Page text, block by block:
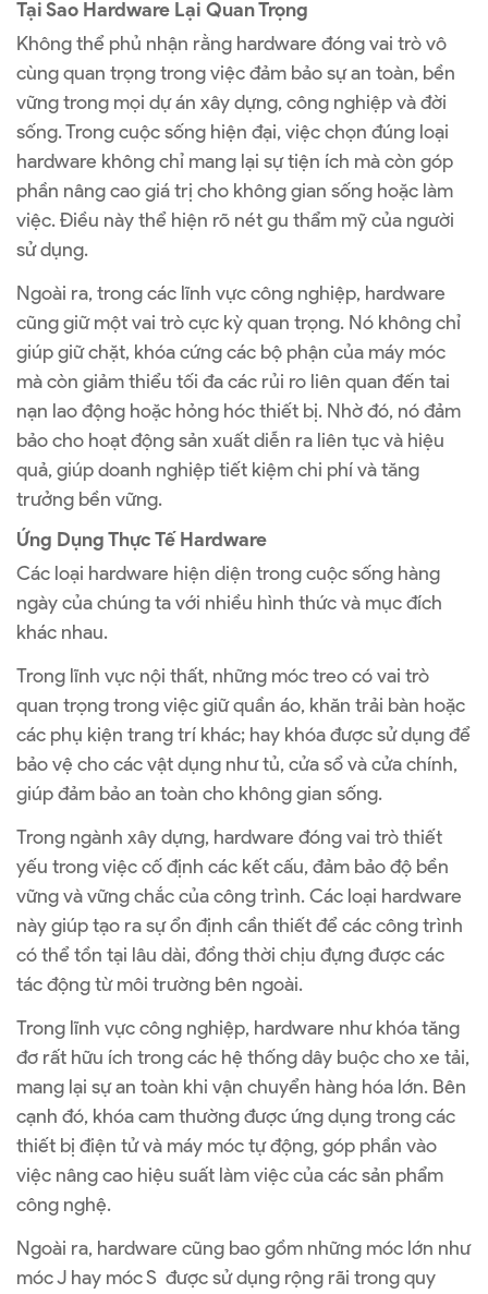
Tại Sao Hardware Lại Quan Trọng
Không thể phủ nhận rằng hardware đóng vai trò vô
cùng quan trọng trong việc đảm bảo sự an toàn, bền
vững trong mọi dự án xây dựng, công nghiệp và đời
sống. Trong cuộc sống hiện đại, việc chọn đúng loại
hardware không chỉ mang lại sự tiện ích mà còn góp
phần nâng cao giá trị cho không gian sống hoặc làm
việc. Điều này thể hiện rõ nét gu thẩm mỹ của người
sử dụng.
Ngoài ra, trong các lĩnh vực công nghiệp, hardware
cũng giữ một vai trò cực kỳ quan trọng. Nó không chỉ
giúp giữ chặt, khóa cứng các bộ phận của máy móc
mà còn giảm thiểu tối đa các rủi ro liên quan đến tai
nạn lao động hoặc hỏng hóc thiết bị. Nhờ đó, nó đảm
bảo cho hoạt động sản xuất diễn ra liên tục và hiệu
quả, giúp doanh nghiệp tiết kiệm chi phí và tăng
trưởng bền vững.
Ứng Dụng Thực Tế Hardware
Các loại hardware hiện diện trong cuộc sống hàng
ngày của chúng ta với nhiều hình thức và mục đích
khác nhau.
Trong lĩnh vực nội thất, những móc treo có vai trò
quan trọng trong việc giữ quần áo, khăn trải bàn hoặc
các phụ kiện trang trí khác; hay khóa được sử dụng để
bảo vệ cho các vật dụng như tủ, cửa sổ và cửa chính,
giúp đảm bảo an toàn cho không gian sống.
Trong ngành xây dựng, hardware đóng vai trò thiết
yếu trong việc cố định các kết cấu, đảm bảo độ bền
vững và vững chắc của công trình. Các loại hardware
này giúp tạo ra sự ổn định cần thiết để các công trình
có thể tồn tại lâu dài, đồng thời chịu đựng được các
tác động từ môi trường bên ngoài.
Trong lĩnh vực công nghiệp, hardware như khóa tăng
đơ rất hữu ích trong các hệ thống dây buộc cho xe tải,
mang lại sự an toàn khi vận chuyển hàng hóa lớn. Bên
cạnh đó, khóa cam thường được ứng dụng trong các
thiết bị điện tử và máy móc tự động, góp phần vào
việc nâng cao hiệu suất làm việc của các sản phẩm
công nghệ.
Ngoài ra, hardware cũng bao gồm những móc lớn như
móc J hay móc S được sử dụng rộng rãi trong quy